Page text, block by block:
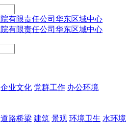
企业文化 党群工作 办公环境
道路桥梁 建筑 景观 环境卫生 水环境